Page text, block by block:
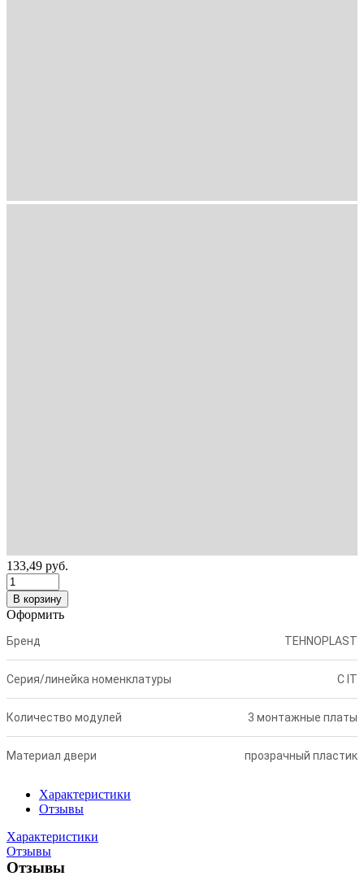
133,49 руб.
В корзину
Оформить
Бренд TEHNOPLAST
Серия/линейка номенклатуры C IT
Количество модулей 3 монтажные платы
Материал двери прозрачный пластик
Характеристики
Отзывы
Характеристики
Отзывы
Отзывы